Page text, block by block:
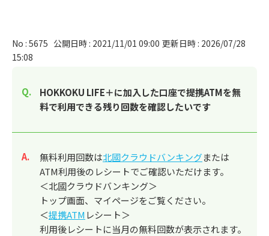
No : 5675 公開日時 : 2021/11/01 09:00 更新日時 : 2026/07/28
15:08
HOKKOKU LIFE＋に加入した口座で提携ATMを無
料で利用できる残り回数を確認したいです
回答
無料利用回数は北國クラウドバンキングまたは
ATM利用後のレシートでご確認いただけます。
＜北國クラウドバンキング＞
トップ画面、マイページをご覧ください。
＜提携ATM レシート＞
利用後レシートに当月の無料回数が表示されます。